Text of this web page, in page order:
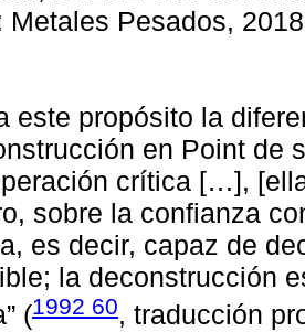
Metales Pesados,
este propósito la
en Point de
crítica […],
sobre la confianza
es decir, capaz de
la deconstrucción
(1992 60, traducción